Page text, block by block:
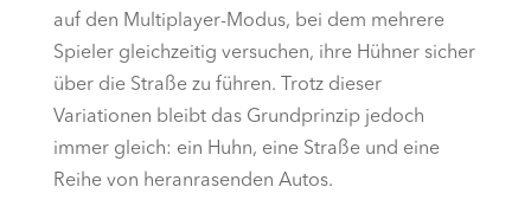
auf den Multiplayer-Modus, bei dem mehrere
Spieler gleichzeitig versuchen, ihre Hühner sicher
über die Straße zu führen. Trotz dieser
Variationen bleibt das Grundprinzip jedoch
immer gleich: ein Huhn, eine Straße und eine
Reihe von heranrasenden Autos.